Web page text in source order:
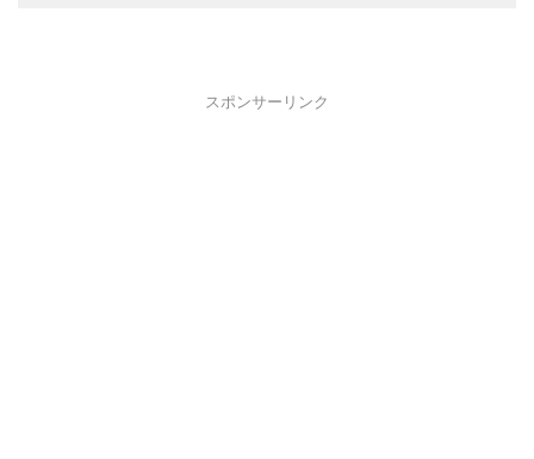
スポンサーリンク